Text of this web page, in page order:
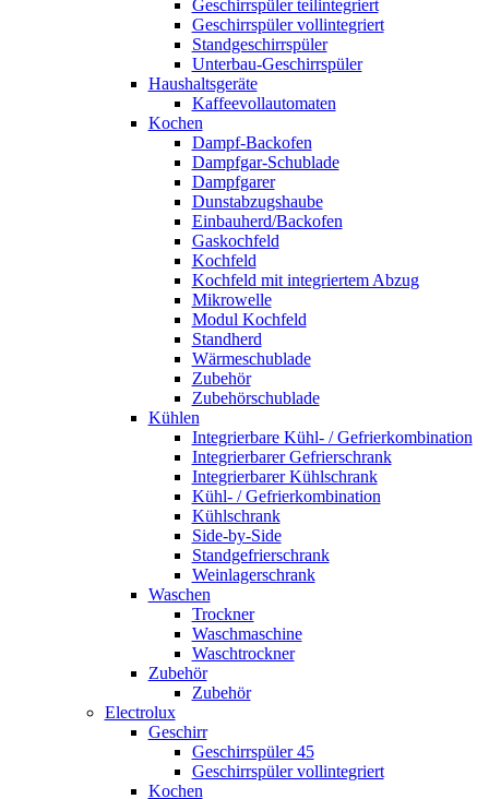
Geschirrspüler teilintegriert
Geschirrspüler vollintegriert
Standgeschirrspüler
Unterbau-Geschirrspüler
Haushaltsgeräte
Kaffeevollautomaten
Kochen
Dampf-Backofen
Dampfgar-Schublade
Dampfgarer
Dunstabzugshaube
Einbauherd/Backofen
Gaskochfeld
Kochfeld
Kochfeld mit integriertem Abzug
Mikrowelle
Modul Kochfeld
Standherd
Wärmeschublade
Zubehör
Zubehörschublade
Kühlen
Integrierbare Kühl- / Gefrierkombination
Integrierbarer Gefrierschrank
Integrierbarer Kühlschrank
Kühl- / Gefrierkombination
Kühlschrank
Side-by-Side
Standgefrierschrank
Weinlagerschrank
Waschen
Trockner
Waschmaschine
Waschtrockner
Zubehör
Zubehör
Electrolux
Geschirr
Geschirrspüler 45
Geschirrspüler vollintegriert
Kochen